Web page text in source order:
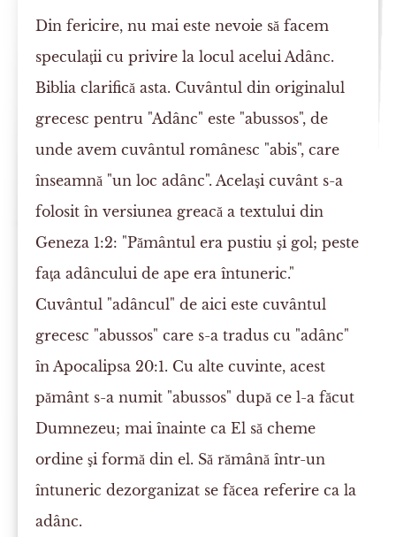
Din fericire, nu mai este nevoie să facem
speculaţii cu privire la locul acelui Adânc.
Biblia clarifică asta. Cuvântul din originalul
grecesc pentru "Adânc" este "abussos", de
unde avem cuvântul românesc "abis", care
înseamnă "un loc adânc". Acelaşi cuvânt s-a
folosit în versiunea greacă a textului din
Geneza 1:2: "Pământul era pustiu şi gol; peste
faţa adâncului de ape era întuneric."
Cuvântul "adâncul" de aici este cuvântul
grecesc "abussos" care s-a tradus cu "adânc"
în Apocalipsa 20:1. Cu alte cuvinte, acest
pământ s-a numit "abussos" după ce l-a făcut
Dumnezeu; mai înainte ca El să cheme
ordine şi formă din el. Să rămână într-un
întuneric dezorganizat se făcea referire ca la
adânc.